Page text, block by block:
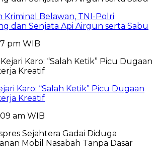
Belawan, TNI-Polri
dan Senjata Api Airgun serta Sabu
pm WIB
Karo: “Salah Ketik” Picu Dugaan
Kreatif
am WIB